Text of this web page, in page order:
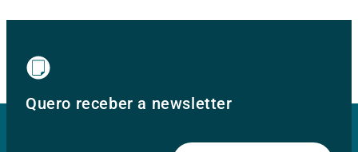
Quero receber a newsletter